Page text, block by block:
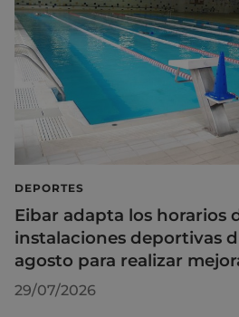
DEPORTES
Eibar adapta los horarios
instalaciones deportivas
agosto para realizar
29/07/2026